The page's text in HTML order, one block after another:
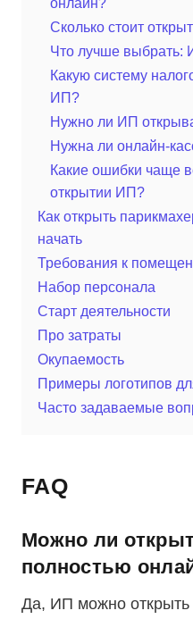
Сколько стоит
Что лучше выбрать:
Какую систему
ИП?
Нужно ли ИП
Нужна ли онлайн-
Какие ошибки чаще
открытии ИП?
Как открыть
начать
Требования к
Набор персонала
Старт деятельности
Про затраты
Окупаемость
Примеры логотипов
Часто задаваемые
FAQ
Можно ли
полностью
Да, ИП можно